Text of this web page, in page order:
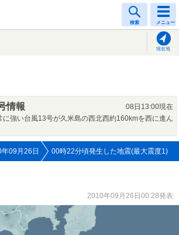
検索 メニュー
現在地
情報
08日13:00現在
に強い台風13号が久米島の西北西約160kmを西に進ん
09月26日 00時22分頃発生した地震(最大震度1)
2010年09月26日00:28発表